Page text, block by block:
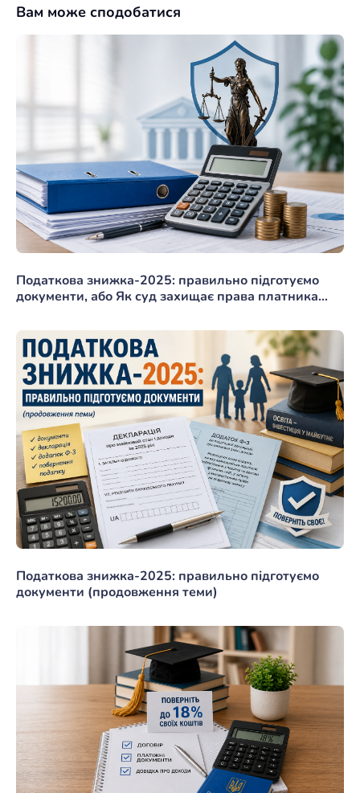
Вам може сподобатися
Податкова знижка-2025: правильно підготуємо
документи, або Як суд захищає права платника…
Податкова знижка-2025: правильно підготуємо
документи (продовження теми)